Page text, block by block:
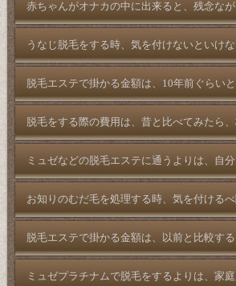
赤ちゃんがオナカの中に出来ると、残念な
うなじ脱毛をする時、気を付けないといけ
脱毛エステで掛かる金額は、10年前ぐらい
脱毛をする際の費用は、昔と比べてみたら
ミュゼなどの脱毛エステに通うよりは、自
お知りのむだ毛を処理する時、気を付けるべ
脱毛エステで掛かる金額は、以前と比較する
ミュゼプラチナムで脱毛をするよりは、家